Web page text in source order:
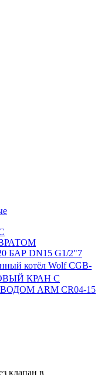
БАР DN15 G1/2"7
котёл Wolf CGB-
КРАН С
ARM CR04-15
клапан в